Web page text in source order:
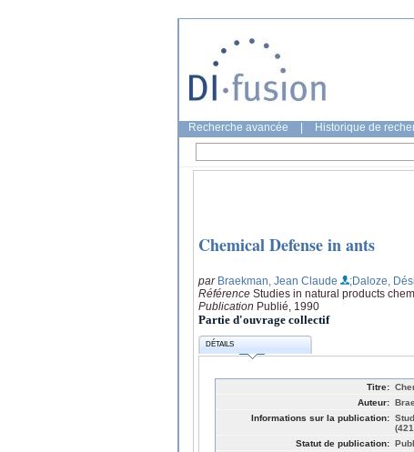
Recherche avancée Historique de
Chemical Defense in ants
par Braekman, Jean Claude
;Daloze,
Référence Studies in natural products
Publication Publié, 1990
Partie d'ouvrage collectif
DÉTAILS
Titre:
Auteur:
Informations sur la publication:
Statut de publication: